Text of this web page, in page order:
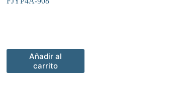
Añadir al
carrito